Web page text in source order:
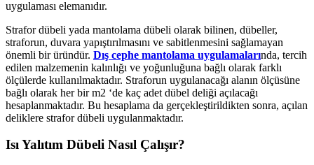
uygulaması elemanıdır.
Strafor dübeli yada mantolama dübeli olarak bilinen, dübeller,
straforun, duvara yapıştırılmasını ve sabitlenmesini sağlamayan
önemli bir üründür. Dış cephe mantolama uygulamalarında, tercih
edilen malzemenin kalınlığı ve yoğunluğuna bağlı olarak farklı
ölçülerde kullanılmaktadır. Straforun uygulanacağı alanın ölçüsüne
bağlı olarak her bir m2 ‘de kaç adet dübel deliği açılacağı
hesaplanmaktadır. Bu hesaplama da gerçekleştirildikten sonra, açılan
deliklere strafor dübeli uygulanmaktadır.
Isı Yalıtım Dübeli Nasıl Çalışır?